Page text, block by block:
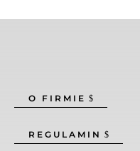
O FIRMIE
REGULAMIN